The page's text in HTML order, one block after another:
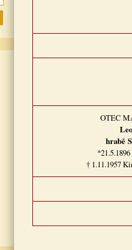
OTEC
hrabě
† 1.11.1957